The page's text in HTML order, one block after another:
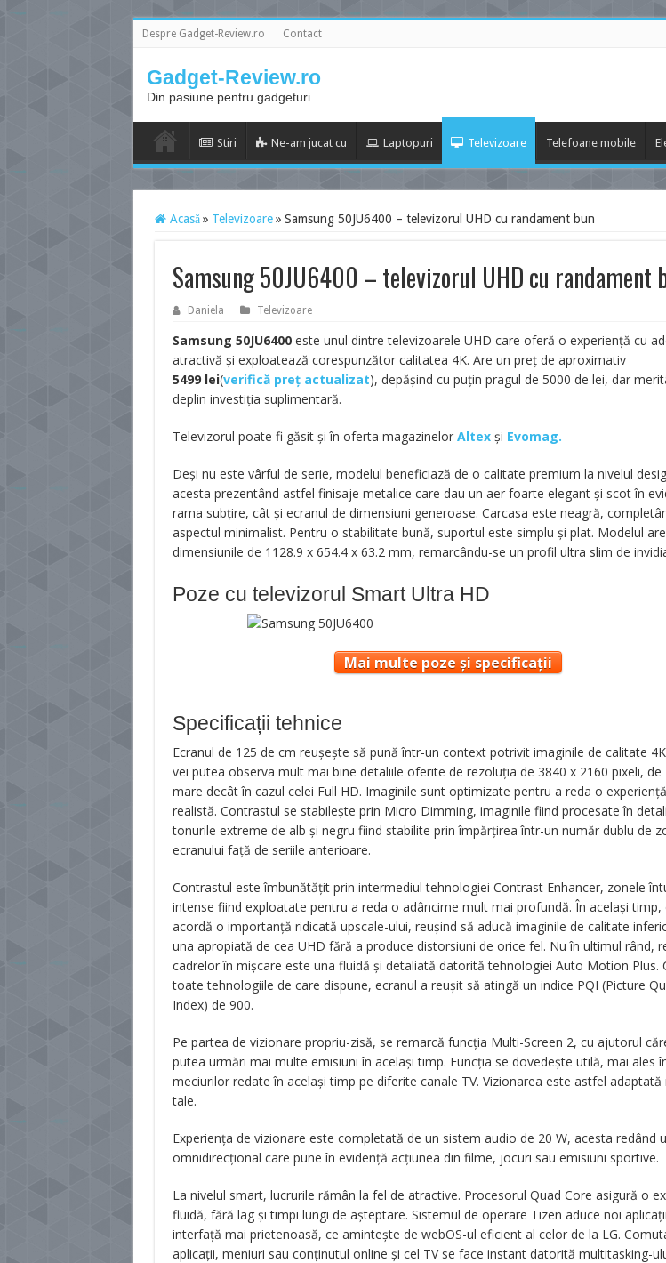
Despre Gadget-Review.ro Contact
Gadget-Review.ro
Din pasiune pentru gadgeturi
Stiri Ne-am jucat cu Laptopuri Televizoare Telefoane mobile
Acasă » Televizoare » Samsung 50JU6400 – televizorul UHD cu randament bun
Samsung 50JU6400 – televizorul UHD cu randament
Daniela Televizoare
Samsung 50JU6400este unul dintre televizoarele UHD care oferă o experiență cu
atractivă și exploatează corespunzător calitatea 4K. Are un preț de aproximativ
5499 lei(verifică preț actualizat), depășind cu puțin pragul de 5000 de lei, dar
deplin investiția suplimentară.
Televizorul poate fi găsit și în oferta magazinelor Altexși Evomag.
Deși nu este vârful de serie, modelul beneficiază de o calitate premium la nivelul
acesta prezentând astfel finisaje metalice care dau un aer foarte elegant și scot în
rama subțire, cât și ecranul de dimensiuni generoase. Carcasa este neagră,
aspectul minimalist. Pentru o stabilitate bună, suportul este simplu și plat. Modelul are
dimensiunile de 1128.9 x 654.4 x 63.2 mm, remarcându-se un profil ultra slim de
Poze cu televizorul Smart Ultra HD
Mai multe poze și specificații
Specificații tehnice
Ecranul de 125 de cm reușește să pună într-un context potrivit imaginile de calitate
vei putea observa mult mai bine detaliile oferite de rezoluția de 3840 x 2160 pixeli, de
mare decât în cazul celei Full HD. Imaginile sunt optimizate pentru a reda o
realistă. Contrastul se stabilește prin Micro Dimming, imaginile fiind procesate în
tonurile extreme de alb și negru fiind stabilite prin împărțirea într-un număr dublu de
ecranului față de seriile anterioare.
Contrastul este îmbunătățit prin intermediul tehnologiei Contrast Enhancer, zonele
intense fiind exploatate pentru a reda o adâncime mult mai profundă. În același timp,
acordă o importanță ridicată upscale-ului, reușind să aducă imaginile de calitate
una apropiată de cea UHD fără a produce distorsiuni de orice fel. Nu în ultimul rând,
cadrelor în mișcare este una fluidă și detaliată datorită tehnologiei Auto Motion Plus.
toate tehnologiile de care dispune, ecranul a reușit să atingă un indice PQI (Picture
Index) de 900.
Pe partea de vizionare propriu-zisă, se remarcă funcția Multi-Screen 2, cu ajutorul
putea urmări mai multe emisiuni în același timp. Funcția se dovedește utilă, mai ales
meciurilor redate în același timp pe diferite canale TV. Vizionarea este astfel adaptată
tale.
Experiența de vizionare este completată de un sistem audio de 20 W, acesta redând
omnidirecțional care pune în evidență acțiunea din filme, jocuri sau emisiuni sportive.
La nivelul smart, lucrurile rămân la fel de atractive. Procesorul Quad Core asigură o
fluidă, fără lag și timpi lungi de așteptare. Sistemul de operare Tizen aduce noi
interfață mai prietenoasă, ce amintește de webOS-ul eficient al celor de la LG.
aplicații, meniuri sau conținutul online și cel TV se face instant datorită multitasking-